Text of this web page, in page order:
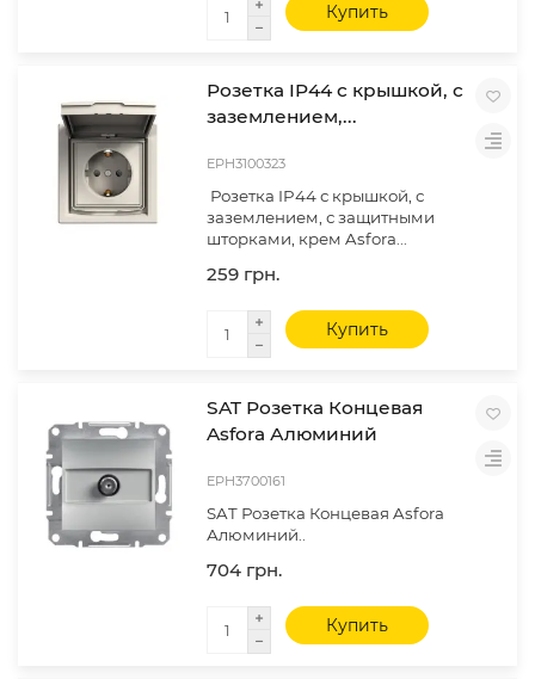
Купить
Розетка IP44 с крышкой, с
заземлением,...
EPH3100323
Розетка IP44 с крышкой, с
заземлением, с защитными
шторками, крем Asfora...
259 грн.
Купить
SAT Розетка Концевая
Asfora Алюминий
EPH3700161
SAT Розетка Концевая Asfora
Алюминий..
704 грн.
Купить